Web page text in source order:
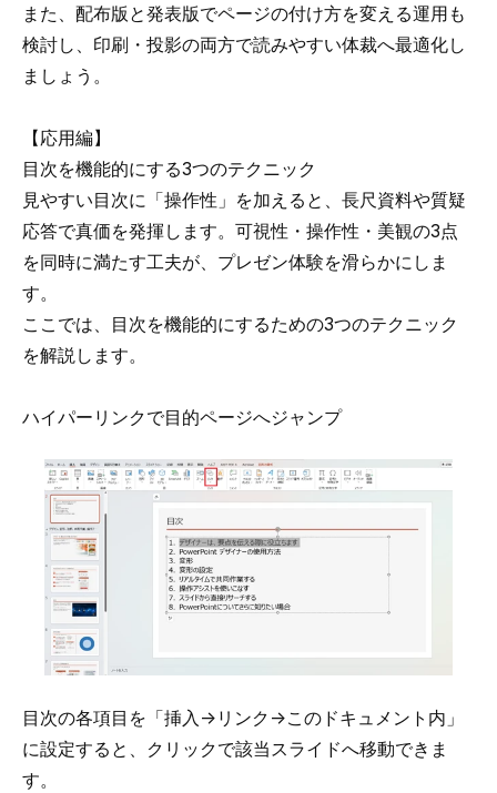
また、配布版と発表版でページの付け方を変える運用も
検討し、印刷・投影の両方で読みやすい体裁へ最適化し
ましょう。
【応用編】
目次を機能的にする3つのテクニック
見やすい目次に「操作性」を加えると、長尺資料や質疑
応答で真価を発揮します。可視性・操作性・美観の3点
を同時に満たす工夫が、プレゼン体験を滑らかにしま
す。
ここでは、目次を機能的にするための3つのテクニック
を解説します。
ハイパーリンクで目的ページへジャンプ
目次の各項目を「挿入→リンク→このドキュメント内」
に設定すると、クリックで該当スライドへ移動できま
す。